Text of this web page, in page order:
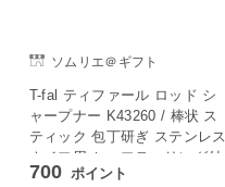
ソムリエ＠ギフト
T-fal ティファール ロッド シ
ャープナー K43260 / 棒状 ス
ティック 包丁研ぎ ステンレス
ナイフ用 セーフティリング付
700 ポイント